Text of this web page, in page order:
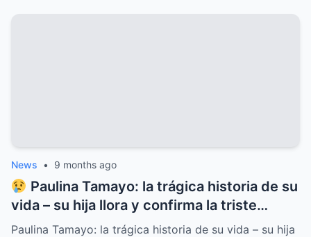
News • 9 months ago
Paulina Tamayo: la trágica historia de su
vida – su hija llora y confirma la triste
noticia
Paulina Tamayo: la trágica historia de su vida – su hija